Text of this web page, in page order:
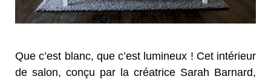
Que c’est blanc, que c’est lumineux ! Cet intérieur
de salon, conçu par la créatrice Sarah Barnard,